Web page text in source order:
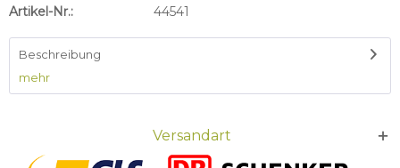
Artikel-Nr.:
44541
Beschreibung
mehr
Versandart